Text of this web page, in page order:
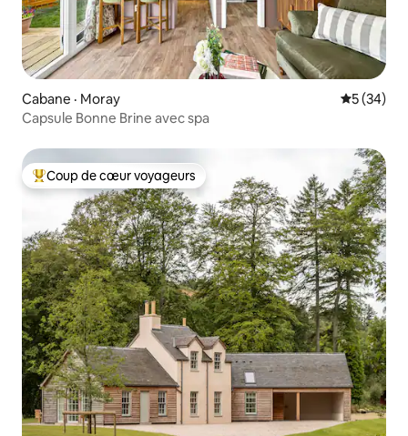
Cabane · Moray Note
5 (34)
Capsule Bonne Brine avec spa
Coup de cœur voyageurs parmi les plus aimés
Coup de cœur voyageurs